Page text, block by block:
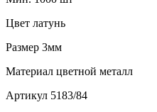
Цвет латунь
Размер 3мм
Материал цветной металл
Артикул 5183/84